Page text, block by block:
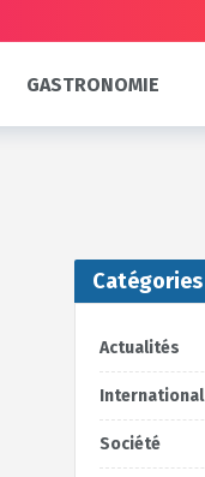
GASTRONOMIE
Catégories
Actualités
International
Société